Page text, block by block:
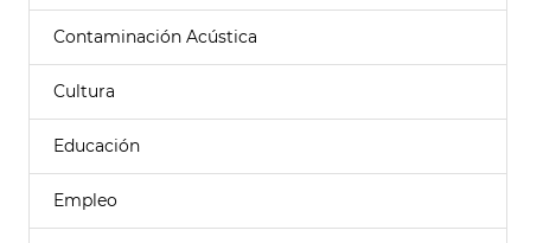
Contaminación Acústica
Cultura
Educación
Empleo